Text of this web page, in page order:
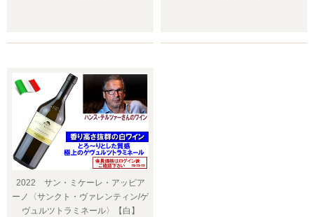
2022 サン・ミケーレ・アッピア
ーノ〈サンクト・ヴァレンティン/ゲ
ヴュルツトラミネール〉【白】